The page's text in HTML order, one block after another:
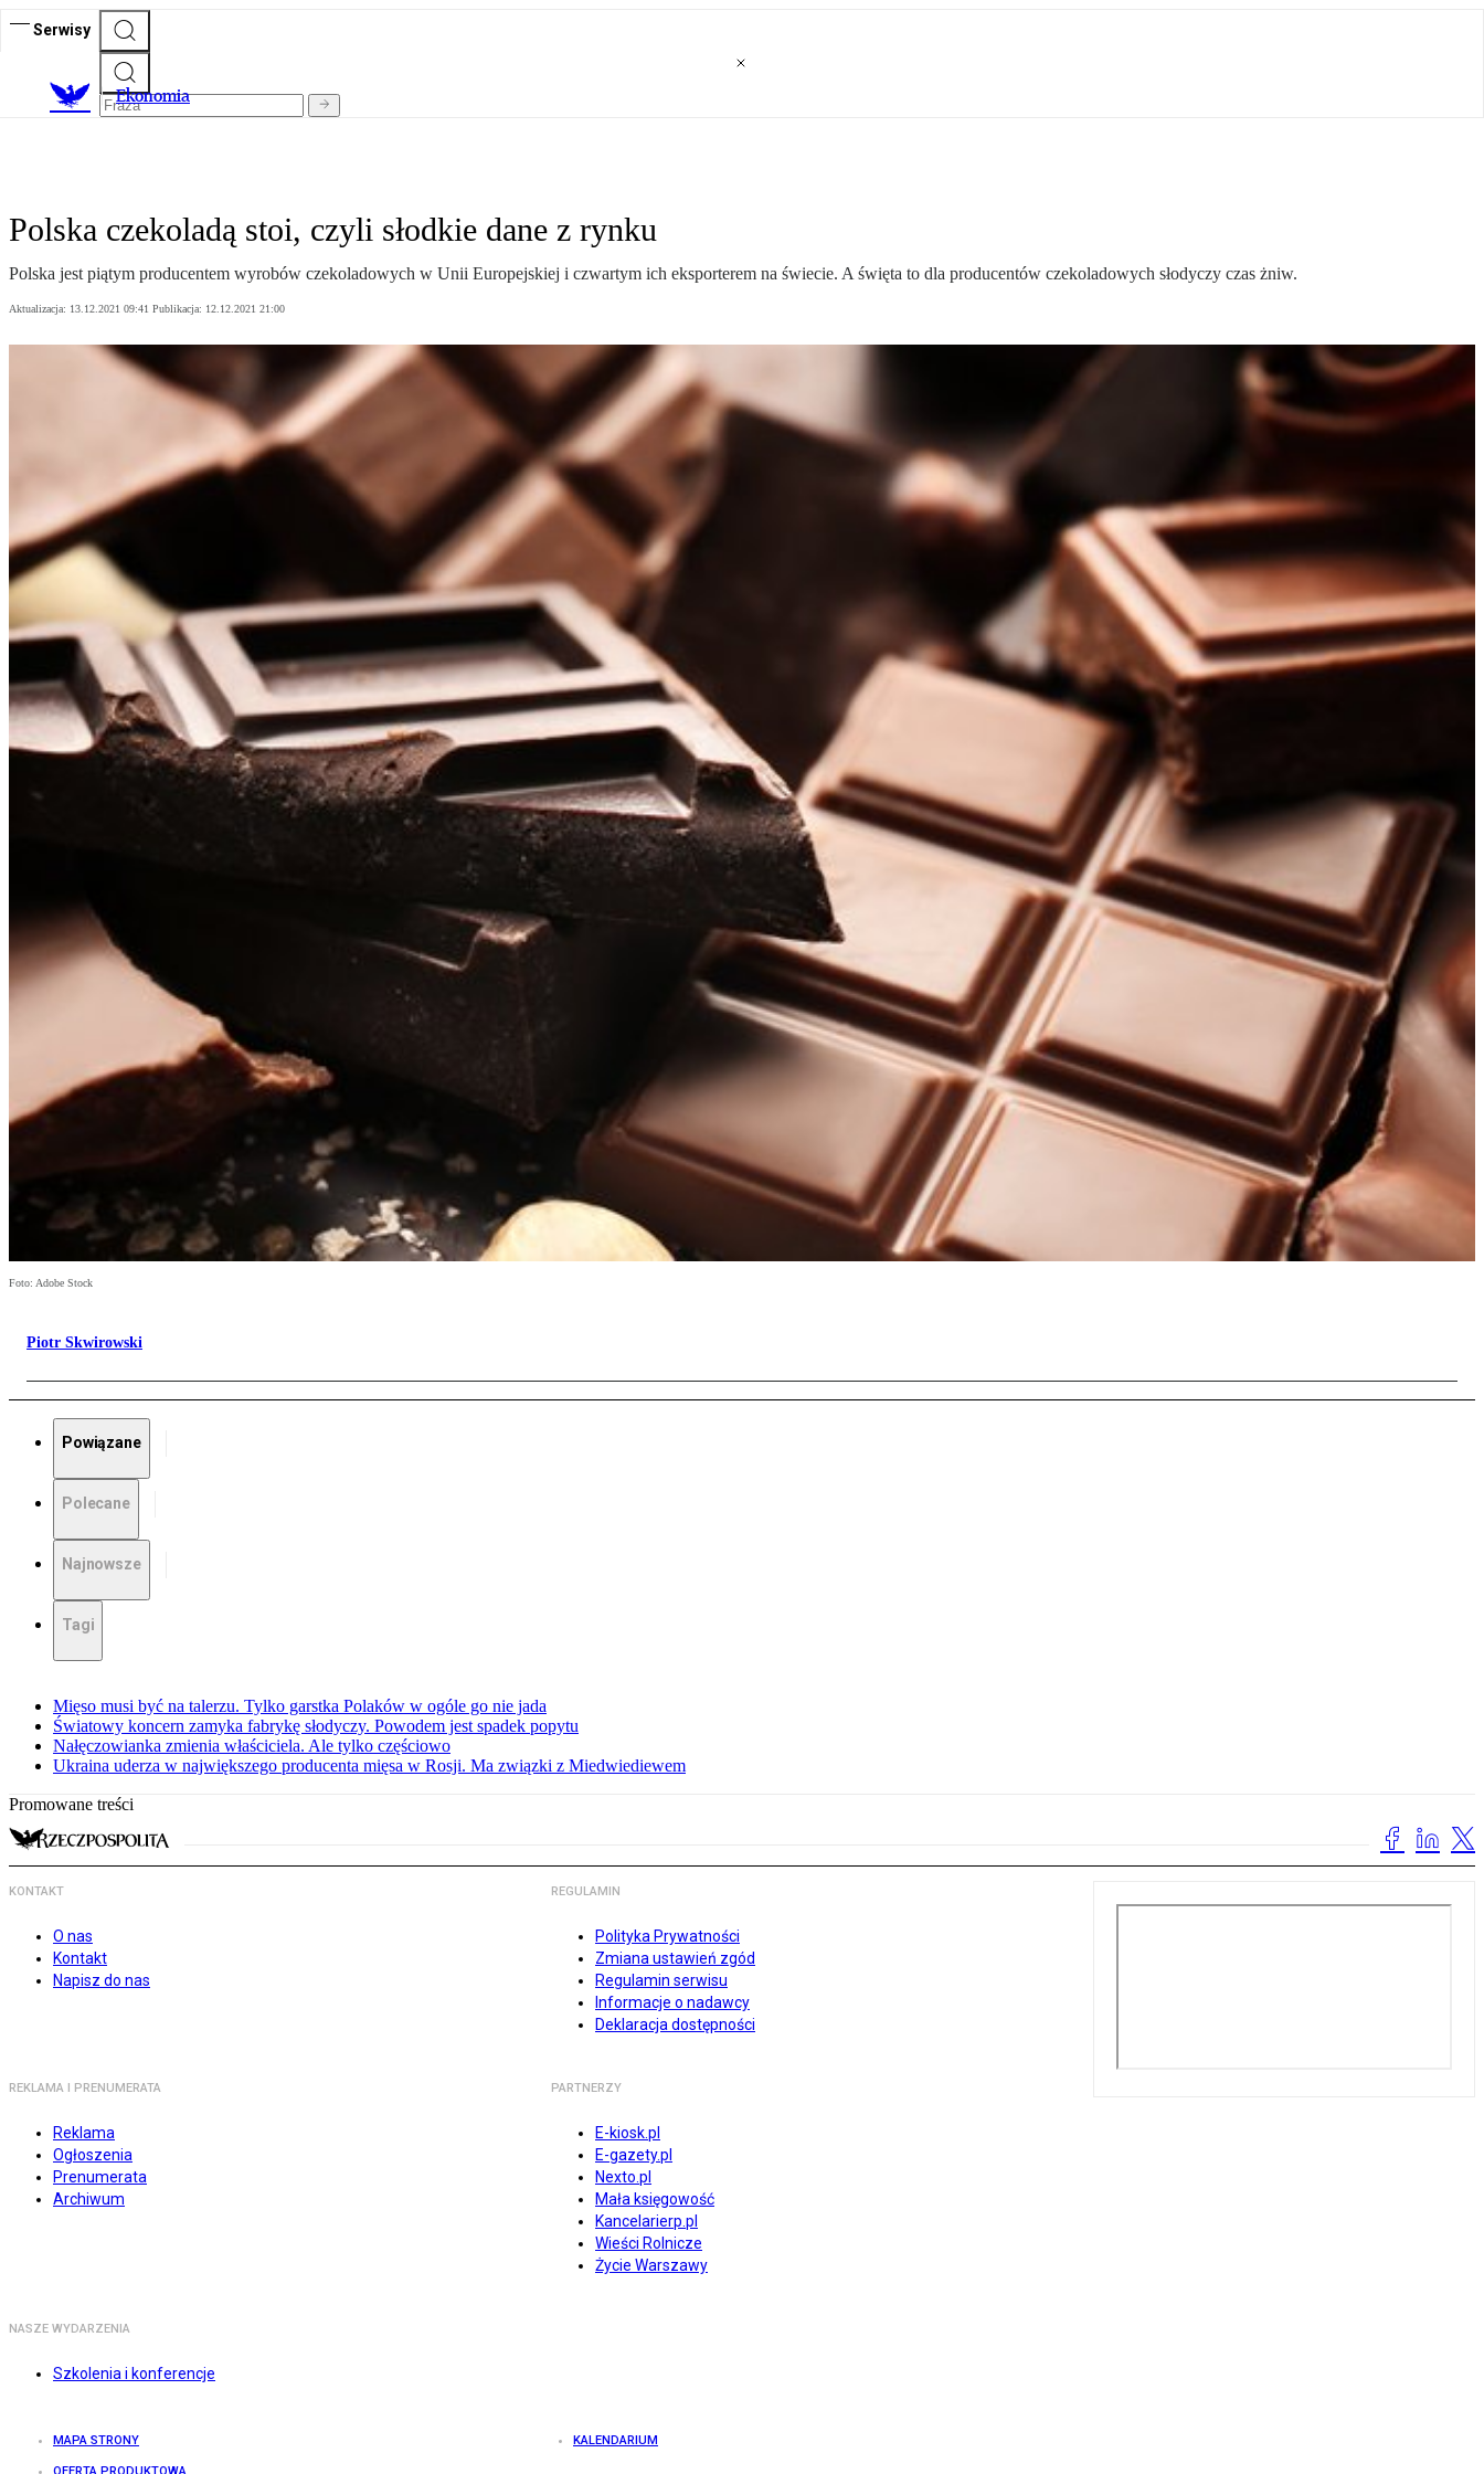
Serwisy
Ekonomia
Polska czekoladą stoi, czyli słodkie dane z rynku
Polska jest piątym producentem wyrobów czekoladowych w Unii Europejskiej i czwartym ich eksporterem na świecie. A święta to dla producentów czekoladowych słodyczy czas żniw.
Aktualizacja: 13.12.2021 09:41 Publikacja: 12.12.2021 21:00
Foto: Adobe Stock
Piotr Skwirowski
Powiązane
Polecane
Najnowsze
Tagi
Mięso musi być na talerzu. Tylko garstka Polaków w ogóle go nie jada
Światowy koncern zamyka fabrykę słodyczy. Powodem jest spadek popytu
Nałęczowianka zmienia właściciela. Ale tylko częściowo
Ukraina uderza w największego producenta mięsa w Rosji. Ma związki z Miedwiediewem
Promowane treści
KONTAKT
O nas
Kontakt
Napisz do nas
REGULAMIN
Polityka Prywatności
Zmiana ustawień zgód
Regulamin serwisu
Informacje o nadawcy
Deklaracja dostępności
REKLAMA I PRENUMERATA
Reklama
Ogłoszenia
Prenumerata
Archiwum
PARTNERZY
E-kiosk.pl
E-gazety.pl
Nexto.pl
Mała księgowość
Kancelarierp.pl
Wieści Rolnicze
Życie Warszawy
NASZE WYDARZENIA
Szkolenia i konferencje
MAPA STRONY KALENDARIUM